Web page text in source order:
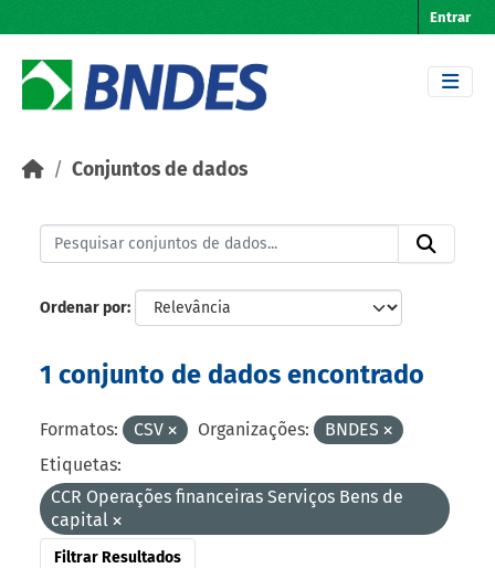
Entrar
Conjuntos de dados
Ordenar por
1 conjunto de dados encontrado
Formatos: CSV Organizações:
BNDES
Etiquetas:
CCR Operações financeiras Serviços Bens de
capital
Filtrar Resultados